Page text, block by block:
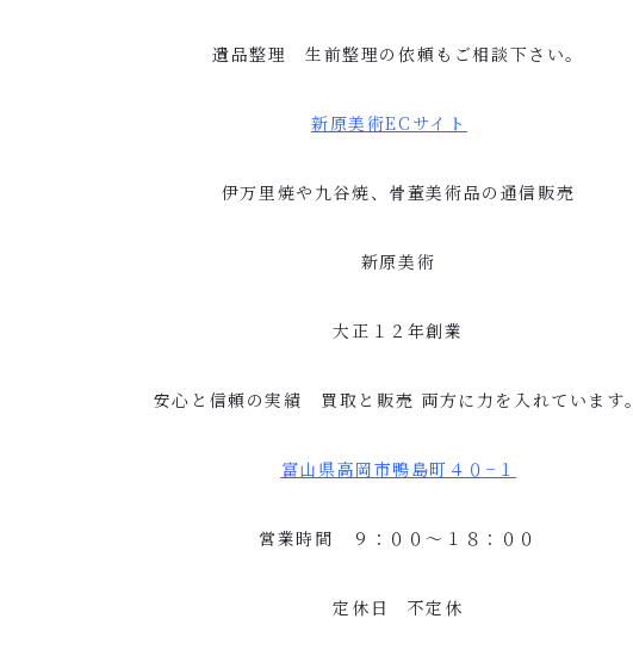
遺品整理 生前整理の依頼もご相談下さい。
新原美術EC サイト
伊万里焼や九谷焼、骨董美術品の通信販売
新原美術
大正１２年創業
安心と信頼の実績 買取と販売 両方に力を入れています。
富山県高岡市鴨島町４０ − １
営業時間 ９：００〜１８：００
定休日 不定休